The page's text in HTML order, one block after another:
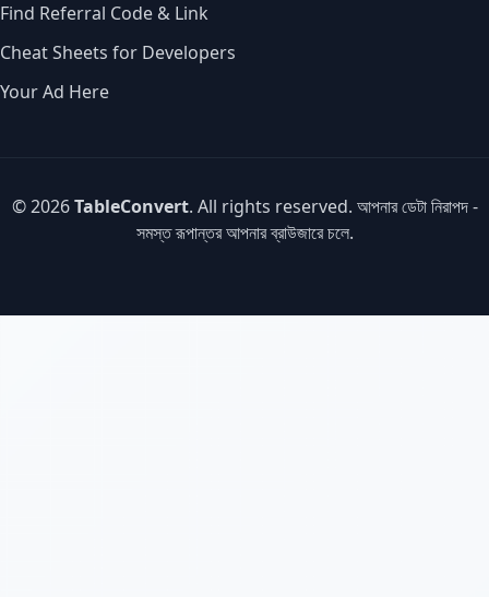
Find Referral Code & Link
Cheat Sheets for Developers
Your Ad Here
© 2026TableConvert. All rights reserved. আপনার ডেটা নিরাপদ -
সমস্ত রূপান্তর আপনার ব্রাউজারে চলে.